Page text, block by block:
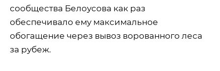
сообщества Белоусова как раз
обеспечивало ему максимальное
обогащение через вывоз ворованного леса
за рубеж.